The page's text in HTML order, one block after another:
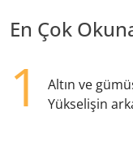
En Çok
1
Altın ve
Yükselişin